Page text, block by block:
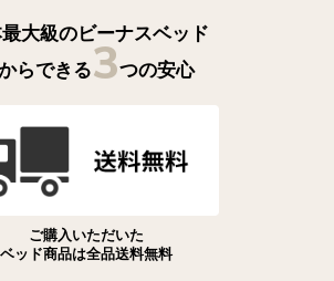
最大級のビーナスベッド
らできる3つの安心
ご購入いただいた
ベッド商品は全品送料無料